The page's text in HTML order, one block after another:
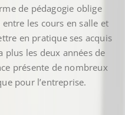
de pédagogie oblige
les cours en salle et
en pratique ses acquis
plus les deux années de
présente de nombreux
pour l’entreprise.